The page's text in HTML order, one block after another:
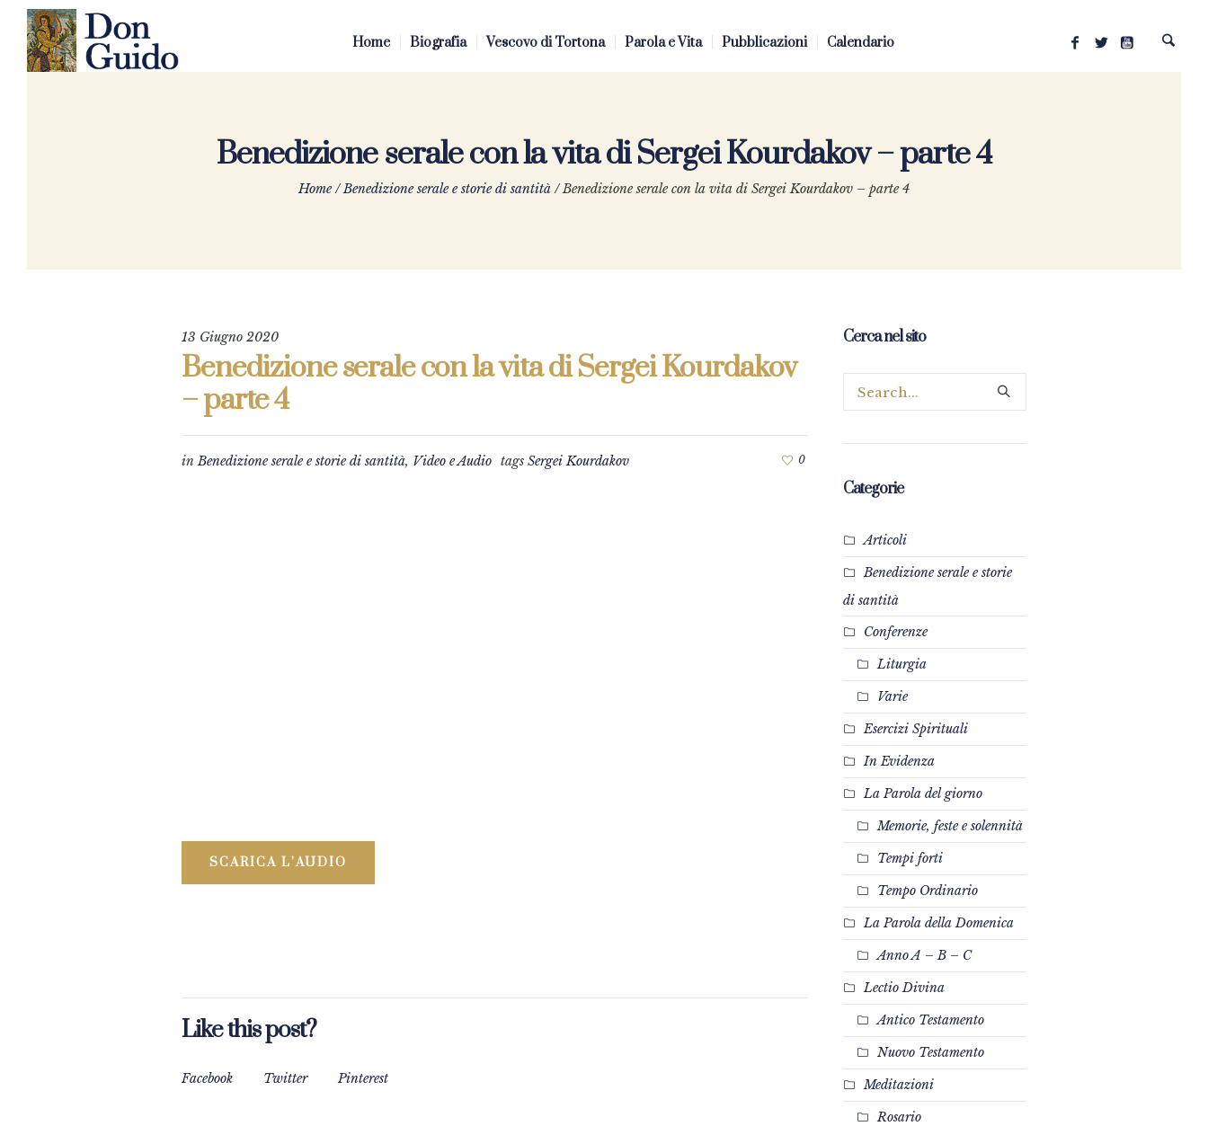
Home Biografia Vescovo di Tortona Parola e Vita Pubblicazioni Calendario
Benedizione serale con la vita di Sergei Kourdakov – parte 4
Home /Benedizione serale e storie di santità /Benedizione serale con la vita di Sergei Kourdakov – parte 4
13 Giugno 2020
Benedizione serale con la vita di Sergei Kourdakov
– parte 4
inBenedizione serale e storie di santità, Video e Audio tags Sergei Kourdakov 0
SCARICA L’AUDIO
Like this post?
Facebook Twitter Pinterest
Cerca nel sito
Categorie
Articoli
Benedizione serale e storie
di santità
Conferenze
Liturgia
Varie
Esercizi Spirituali
In Evidenza
La Parola del giorno
Memorie, feste e solennità
Tempi forti
Tempo Ordinario
La Parola della Domenica
Anno A – B – C
Lectio Divina
Antico Testamento
Nuovo Testamento
Meditazioni
Rosario